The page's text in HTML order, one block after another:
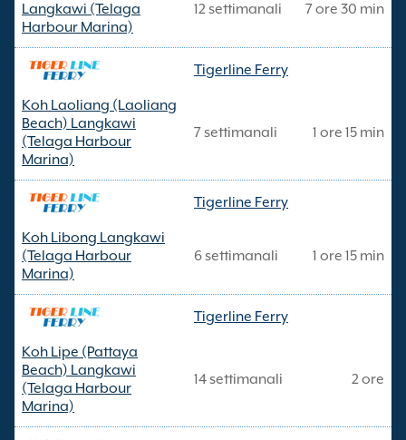
Langkawi (Telaga
Harbour Marina)
12 settimanali 7 ore 30 min
Tigerline Ferry
Koh Laoliang (Laoliang
Beach) Langkawi
(Telaga Harbour
Marina)
7 settimanali 1 ore 15 min
Tigerline Ferry
Koh Libong Langkawi
(Telaga Harbour
Marina)
6 settimanali 1 ore 15 min
Tigerline Ferry
Koh Lipe (Pattaya
Beach) Langkawi
(Telaga Harbour
Marina)
14 settimanali 2 ore